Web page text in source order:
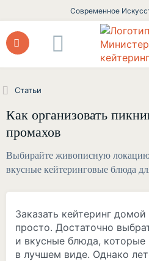
Современное
Статьи
Как организовать
промахов
Выбирайте живописную
вкусные кейтеринговые блюда
Заказать кейтеринг
просто. Достаточно
и вкусные блюда, которые
в лучшем виде. Однако